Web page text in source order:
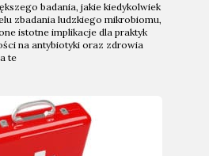
badania, jakie kiedykolwiek
zbadania ludzkiego mikrobiomu,
istotne implikacje dla praktyk
na antybiotyki oraz zdrowia
te